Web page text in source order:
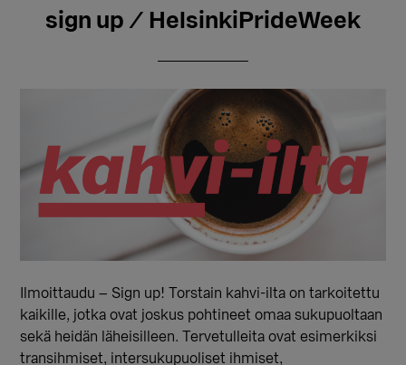
sign up / HelsinkiPrideWeek
Ilmoittaudu – Sign up! Torstain kahvi-ilta on tarkoitettu
kaikille, jotka ovat joskus pohtineet omaa sukupuoltaan
sekä heidän läheisilleen. Tervetulleita ovat esimerkiksi
transihmiset, intersukupuoliset ihmiset,